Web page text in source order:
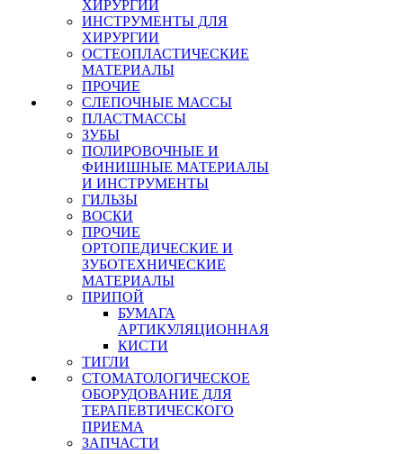
ХИРУРГИИ
ИНСТРУМЕНТЫ ДЛЯ
ХИРУРГИИ
ОСТЕОПЛАСТИЧЕСКИЕ
МАТЕРИАЛЫ
ПРОЧИЕ
СЛЕПОЧНЫЕ МАССЫ
ПЛАСТМАССЫ
ЗУБЫ
ПОЛИРОВОЧНЫЕ И
ФИНИШНЫЕ МАТЕРИАЛЫ
И ИНСТРУМЕНТЫ
ГИЛЬЗЫ
ВОСКИ
ПРОЧИЕ
ОРТОПЕДИЧЕСКИЕ И
ЗУБОТЕХНИЧЕСКИЕ
МАТЕРИАЛЫ
ПРИПОЙ
БУМАГА
АРТИКУЛЯЦИОННАЯ
КИСТИ
ТИГЛИ
СТОМАТОЛОГИЧЕСКОЕ
ОБОРУДОВАНИЕ ДЛЯ
ТЕРАПЕВТИЧЕСКОГО
ПРИЕМА
ЗАПЧАСТИ